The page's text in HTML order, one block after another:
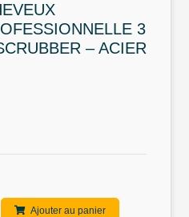
3
– ACIER
Ajouter au panier